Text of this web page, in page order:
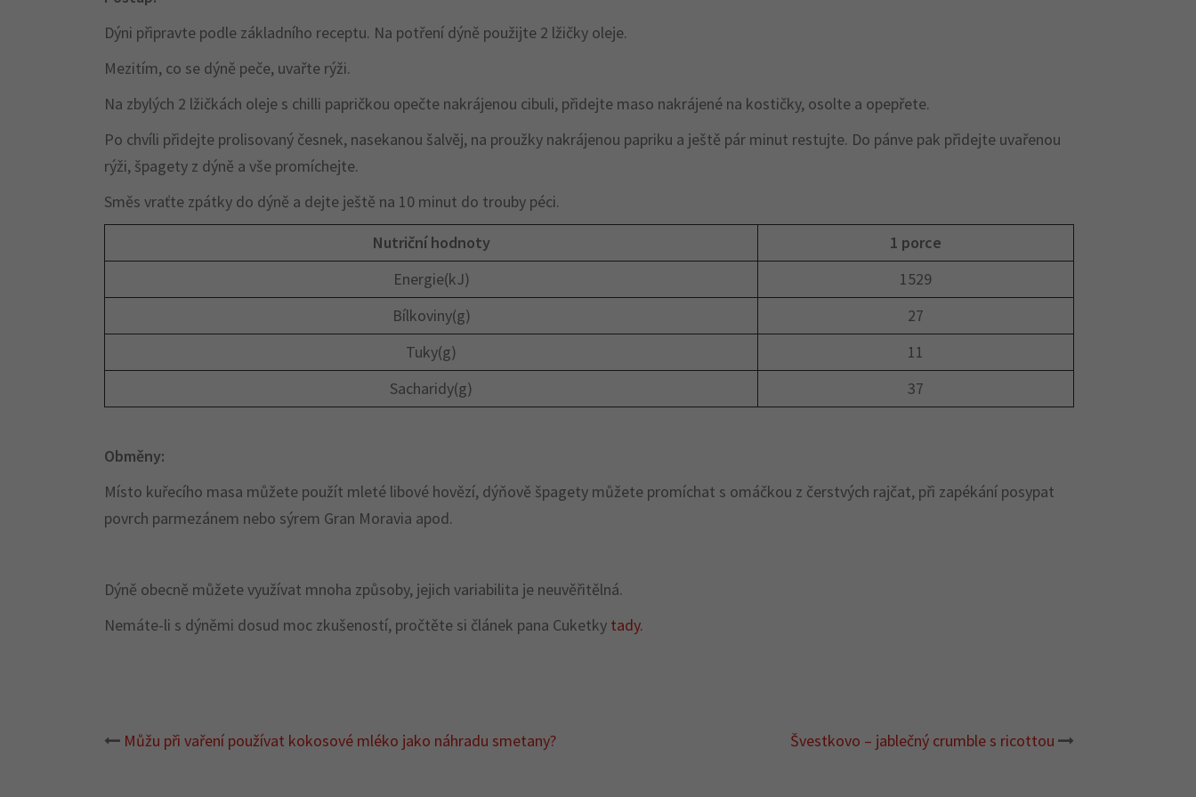
Dýni připravte podle základního receptu. Na potření dýně použijte 2 lžičky oleje.
Mezitím, co se dýně peče, uvařte rýži.
Na zbylých 2 lžičkách oleje s chilli papričkou opečte nakrájenou cibuli, přidejte maso nakrájené na kostičky, osolte a opepřete.
Po chvíli přidejte prolisovaný česnek, nasekanou šalvěj, na proužky nakrájenou papriku a ještě pár minut restujte. Do pánve pak přidejte uvařenou
rýži, špagety z dýně a vše promíchejte.
Směs vraťte zpátky do dýně a dejte ještě na 10 minut do trouby péci.
Nutriční hodnoty
1 porce
Energie(kJ)
1529
Bílkoviny(g)
27
Tuky(g)
11
Sacharidy(g)
37
Obměny:
Místo kuřecího masa můžete použít mleté libové hovězí, dýňově špagety můžete promíchat s omáčkou z čerstvých rajčat, při zapékání posypat
povrch parmezánem nebo sýrem Gran Moravia apod.
Dýně obecně můžete využívat mnoha způsoby, jejich variabilita je neuvěřitělná.
Nemáte-li s dýněmi dosud moc zkušeností, pročtěte si článek pana Cuketky tady.
Post
Můžu při vaření používat kokosové mléko jako náhradu smetany? Švestkovo – jablečný crumble s ricottou